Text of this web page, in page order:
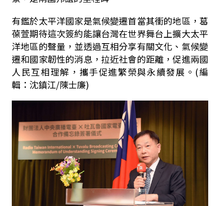
有鑑於太平洋國家是氣候變遷首當其衝的地區，葛
葆萱期待這次簽約能讓台灣在世界舞台上擴大太平
洋地區的聲量，並透過互相分享有關文化、氣候變
遷和國家韌性的消息，拉近社會的距離，促進兩國
人民互相理解，攜手促進繁榮與永續發展。(編
輯：沈鎮江/陳士廉)